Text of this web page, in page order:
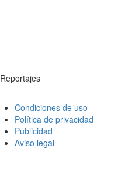
Reportajes
Condiciones de uso
Política de privacidad
Publicidad
Aviso legal